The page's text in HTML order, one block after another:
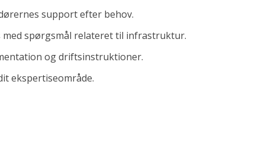
support efter behov.
spørgsmål relateret til infrastruktur.
og driftsinstruktioner.
ekspertiseområde.
in the software industry.
we solve